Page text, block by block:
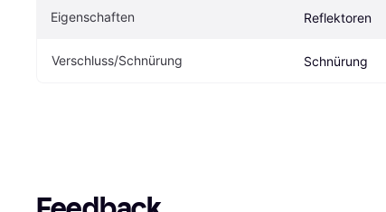
Eigenschaften Reflektoren
Verschluss/Schnürung Schnürung